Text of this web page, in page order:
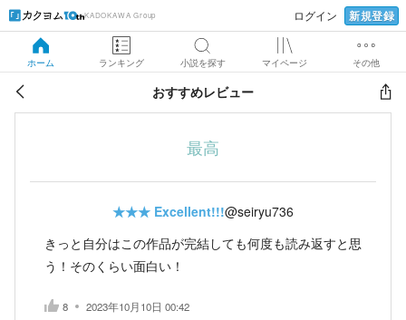
KADOKAWA Group ログイン 新規登録
ホーム ランキング 小説を探す マイページ その他
おすすめレビュー
最高
★★★ Excellent!!!@seiryu736
きっと自分はこの作品が完結しても何度も読み返すと思
う！そのくらい面白い！
8 2023年10月10日 00:42